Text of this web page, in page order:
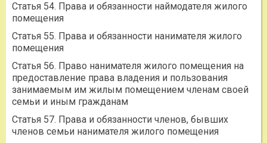
Статья 54. Права и обязанности наймодателя жилого
помещения
Статья 55. Права и обязанности нанимателя жилого
помещения
Статья 56. Право нанимателя жилого помещения на
предоставление права владения и пользования
занимаемым им жилым помещением членам своей
семьи и иным гражданам
Статья 57. Права и обязанности членов, бывших
членов семьи нанимателя жилого помещения